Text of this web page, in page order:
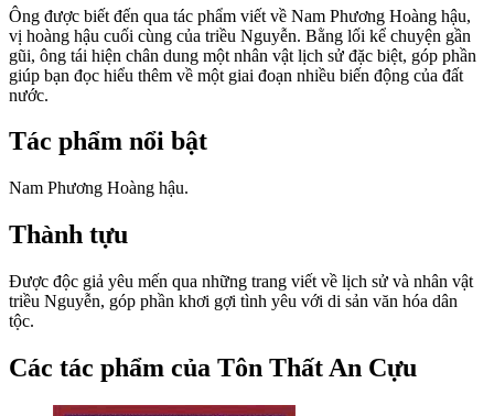
Ông được biết đến qua tác phẩm viết về Nam Phương Hoàng hậu,
vị hoàng hậu cuối cùng của triều Nguyễn. Bằng lối kể chuyện gần
gũi, ông tái hiện chân dung một nhân vật lịch sử đặc biệt, góp phần
giúp bạn đọc hiểu thêm về một giai đoạn nhiều biến động của đất
nước.
Tác phẩm nổi bật
Nam Phương Hoàng hậu.
Thành tựu
Được độc giả yêu mến qua những trang viết về lịch sử và nhân vật
triều Nguyễn, góp phần khơi gợi tình yêu với di sản văn hóa dân
tộc.
Các tác phẩm của Tôn Thất An Cựu